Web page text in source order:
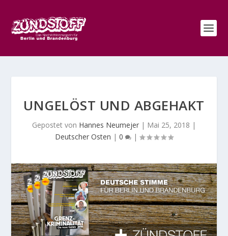
UNGELÖST UND ABGEHAKT
Gepostet von Hannes Neumejer | Mai 25, 2018 |
Deutscher Osten | 0 |